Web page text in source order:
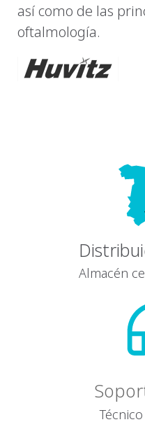
así como de las
oftalmología.
Almacén